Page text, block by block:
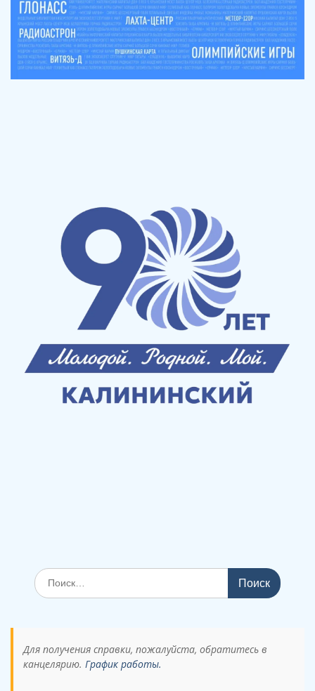
Поиск
по:
Для получения справки, пожалуйста, обратитесь в
канцелярию. График работы.